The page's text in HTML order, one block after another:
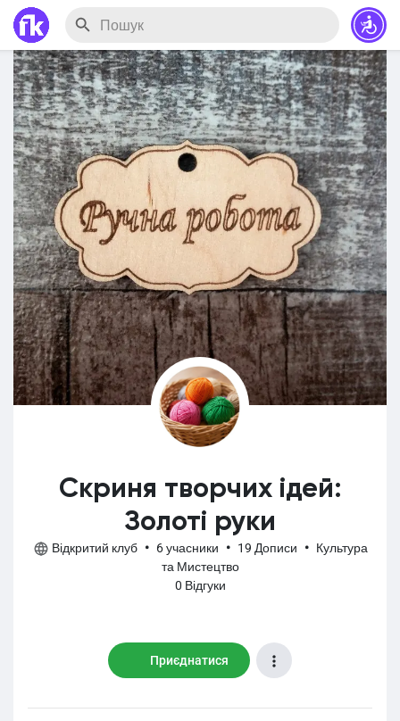
Скриня творчих ідей:
Золоті руки
Відкритий клуб • 6 учасники • 19 Дописи • Культура
та Мистецтво
0 Відгуки
Приєднатися